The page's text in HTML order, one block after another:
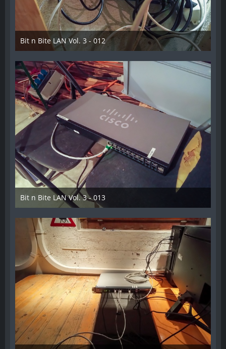
Bit n Bite LAN Vol. 3 - 012
8. Juni 2023
Bit n Bite LAN Vol. 3 - 013
8. Juni 2023